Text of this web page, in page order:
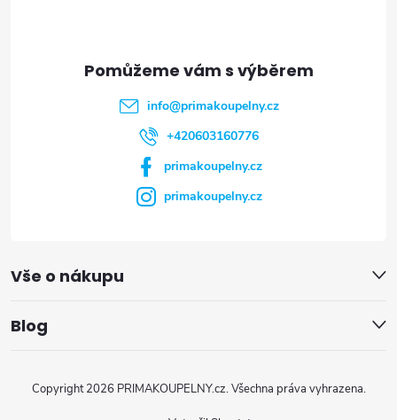
info@primakoupelny.cz
+420603160776
primakoupelny.cz
primakoupelny.cz
Vše o nákupu
Blog
Copyright 2026 PRIMAKOUPELNY.cz. Všechna práva vyhrazena.